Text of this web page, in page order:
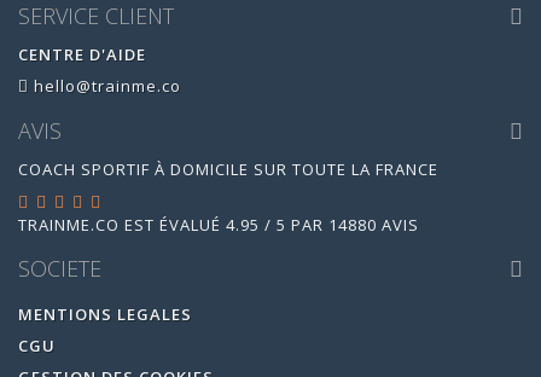
SERVICE CLIENT
CENTRE D'AIDE
hello@trainme.co
AVIS
COACH SPORTIF À DOMICILE SUR TOUTE LA FRANCE
TRAINME.CO EST ÉVALUÉ 4.95 / 5 PAR 14880 AVIS
SOCIETE
MENTIONS LEGALES
CGU